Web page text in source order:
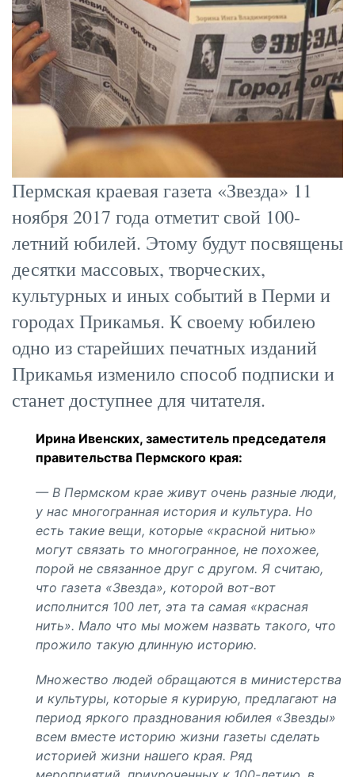
Пермская краевая газета «Звезда» 11
ноября 2017 года отметит свой 100-
летний юбилей. Этому будут посвящены
десятки массовых, творческих,
культурных и иных событий в Перми и
городах Прикамья. К своему юбилею
одно из старейших печатных изданий
Прикамья изменило способ подписки и
станет доступнее для читателя.
Ирина Ивенских, заместитель председателя
правительства Пермского края:
— В Пермском крае живут очень разные люди,
у нас многогранная история и культура. Но
есть такие вещи, которые «красной нитью»
могут связать то многогранное, не похожее,
порой не связанное друг с другом. Я считаю,
что газета «Звезда», которой вот-вот
исполнится 100 лет, эта та самая «красная
нить». Мало что мы можем назвать такого, что
прожило такую длинную историю.
Множество людей обращаются в министерства
и культуры, которые я курирую, предлагают на
период яркого празднования юбилея «Звезды»
всем вместе историю жизни газеты сделать
историей жизни нашего края. Ряд